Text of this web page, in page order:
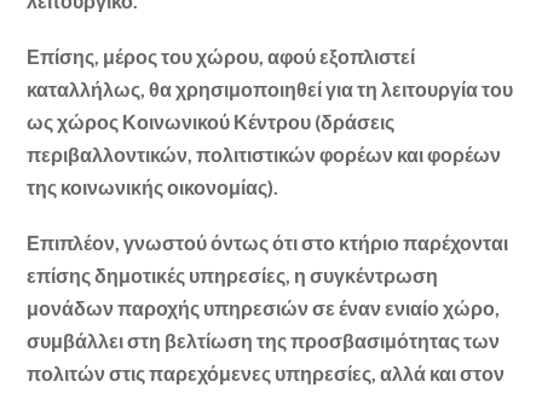
Επίσης, μέρος του χώρου, αφού εξοπλιστεί
καταλλήλως, θα χρησιμοποιηθεί για τη λειτουργία του
ως χώρος Κοινωνικού Κέντρου (δράσεις
περιβαλλοντικών, πολιτιστικών φορέων και φορέων
της κοινωνικής οικονομίας).
Επιπλέον, γνωστού όντως ότι στο κτήριο παρέχονται
επίσης δημοτικές υπηρεσίες, η συγκέντρωση
μονάδων παροχής υπηρεσιών σε έναν ενιαίο χώρο,
συμβάλλει στη βελτίωση της προσβασιμότητας των
πολιτών στις παρεχόμενες υπηρεσίες, αλλά και στον